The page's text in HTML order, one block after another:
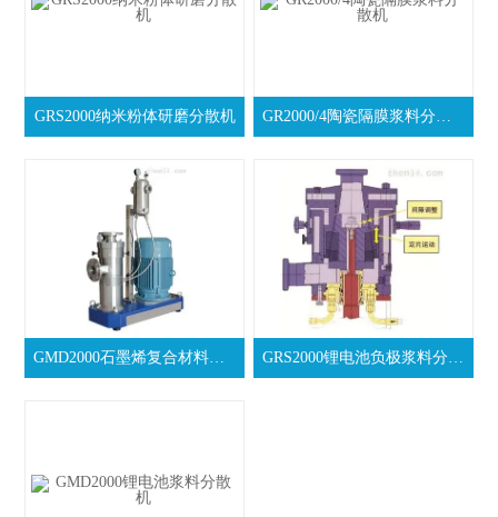
GRS2000纳米粉体研磨分散机 GR2000/4陶瓷隔膜浆料分散机
GMD2000石墨烯复合材料分散机 GRS2000锂电池负极浆料分散机